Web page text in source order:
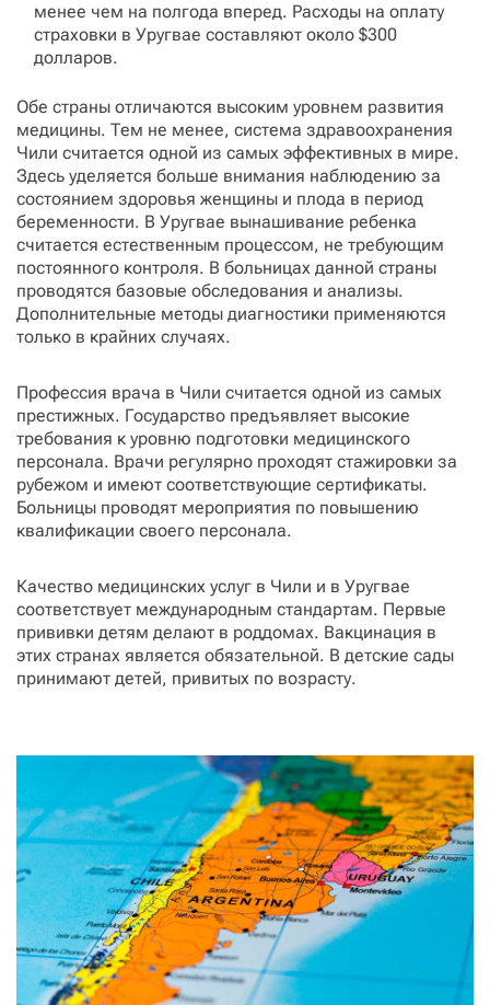
менее чем на полгода вперед. Расходы на оплату
страховки в Уругвае составляют около $300
долларов.
Обе страны отличаются высоким уровнем развития
медицины. Тем не менее, система здравоохранения
Чили считается одной из самых эффективных в мире.
Здесь уделяется больше внимания наблюдению за
состоянием здоровья женщины и плода в период
беременности. В Уругвае вынашивание ребенка
считается естественным процессом, не требующим
постоянного контроля. В больницах данной страны
проводятся базовые обследования и анализы.
Дополнительные методы диагностики применяются
только в крайних случаях.
Профессия врача в Чили считается одной из самых
престижных. Государство предъявляет высокие
требования к уровню подготовки медицинского
персонала. Врачи регулярно проходят стажировки за
рубежом и имеют соответствующие сертификаты.
Больницы проводят мероприятия по повышению
квалификации своего персонала.
Качество медицинских услуг в Чили и в Уругвае
соответствует международным стандартам. Первые
прививки детям делают в роддомах. Вакцинация в
этих странах является обязательной. В детские сады
принимают детей, привитых по возрасту.